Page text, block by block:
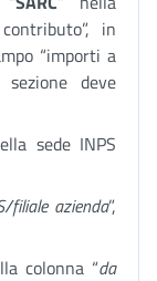
in
“importi a
deve
sede INPS
filiale azienda”,
colonna “da